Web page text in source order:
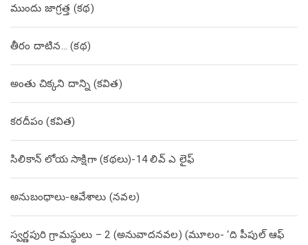
ముందు జాగ్రత్త (క‌థ‌)
తీరం దాటిన… (క‌థ‌)
అంతు చిక్కని దాన్ని (కవిత)
కరదీపం (కవిత)
సిలికాన్ లోయ సాక్షిగా (కథలు)-14 లివ్ ఎ లైఫ్
అనుబంధాలు-ఆవేశాలు (నవల)
స్వర్ణపురి గ్రామస్థులు – 2 (అనువాదనవల) (మూలం- ‘ది పీపుల్ ఆఫ్